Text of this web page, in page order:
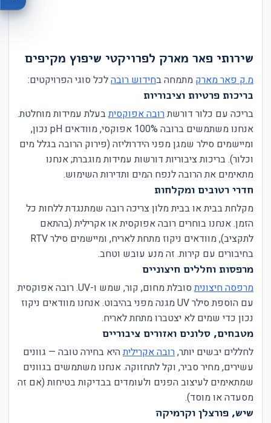
שירותי פאר מארק לפרויקטי שיפוץ מקיפים
מ.ק פאר מארק מתמחה בחידוש רובהלכל סוגי הפרויקטים:
בריכות פרטיות וציבוריות
בריכה עם כלור דורשתרובה אפוקסיתבעלת עמידות מוחלטת.
אנחנו משתמשים ברובה 100% אפוקסי, מוודאים pH נכון,
ומיישמים סילר שמגן מפני הידרוליזה (פירוק הרובה בגלל מים
וכלור). בריכות ציבוריות דורשות עמידות מוגברת; אנחנו
מתאימים את הרובה לנפח המים ותדירות השימוש.
חדרי רטובים ומקלחות
מקלחת בבית או בבית מלון צריכה רובה שמתנגדת ללחות כל
הזמן. אנחנו בוחרים רובה אפוקסית או אקרילית (בהתאם
לתקציב), מוודאים ניקוז מתחת לאריח, ומיישמים סילר RTV
בחיבורים עם קירות. זה מנע עובש וטחב.
מרפסות וחללים חיצוניים
מרפסה חיצונית
סובלת מחום, קור, שמש ו-UV. רובה אפוקסית
עם הוספת סילר UV מגנה מפני בהיבוט. אנחנו מוודאים ניקוז
נכון כדי שמים לא יצטברו מתחת לאריח.
מטבחים, סלונים ואזורים ציבוריים
לחללים יבשים יותר,רובה אקריליתהיא בחירה טובה — גוונים
עשירים, מחיר סביר, וקל לתחזוקה. אנחנו משתמשים בגוונים
שמתאימים לעיצוב הפנים ולעומדים בבדיקות בטיחות (אם זה
מסעדה או מוסד).
שיש, פורצלן וקרמיקה